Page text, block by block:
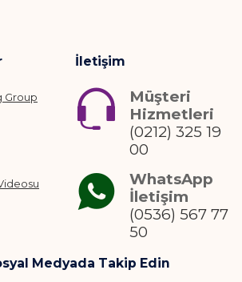
Group
İletişim
Müşteri
Hizmetleri
(0212) 325 19
00
WhatsApp
İletişim
(0536) 567 77
50
Medyada Takip Edin